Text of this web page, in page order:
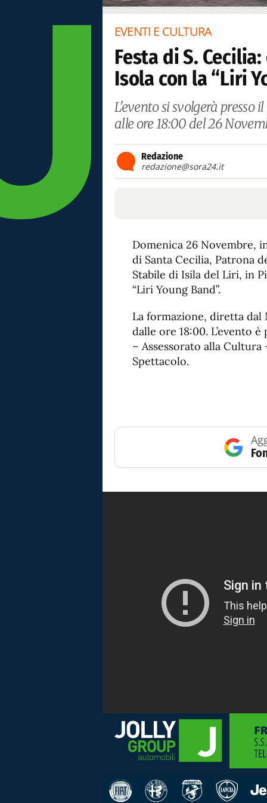
EVENTI E CULTURA
Festa di S.
Isola con la “Liri
L'evento si svolgerà presso
alle ore 18:00 del 26
Redazione
redazione@sora24.it
Domenica 26 Novembre,
di Santa Cecilia, Patrona
Stabile di Isila del Liri, in
“Liri Young Band”.
La formazione, diretta dal
dalle ore 18:00. L’evento
– Assessorato alla
Spettacolo.